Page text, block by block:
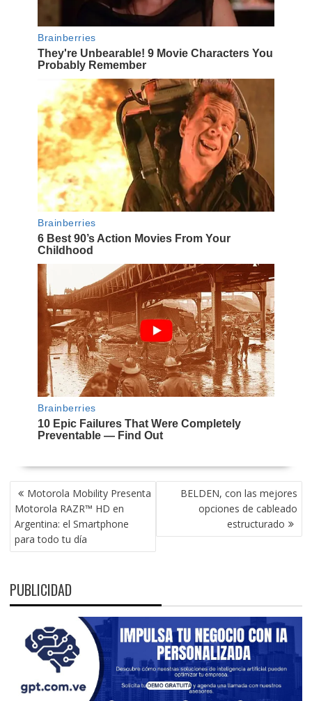
NAVEGACIÓN
DE
ENTRADAS
Motorola Mobility Presenta
Motorola RAZR™ HD en
Argentina: el Smartphone
para todo tu día
BELDEN, con las mejores
opciones de cableado
estructurado
PUBLICIDAD